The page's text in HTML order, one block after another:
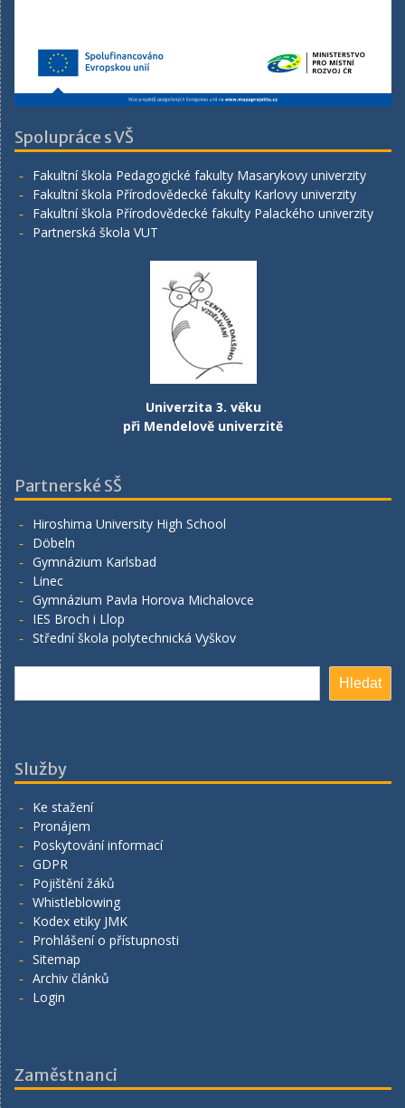
Spolupráce s VŠ
Fakultní škola Pedagogické fakulty Masarykovy univerzity
Fakultní škola Přírodovědecké fakulty Karlovy univerzity
Fakultní škola Přírodovědecké fakulty Palackého univerzity
Partnerská škola VUT
Univerzita 3. věku
při Mendelově univerzitě
Partnerské SŠ
Hiroshima University High School
Döbeln
Gymnázium Karlsbad
Linec
Gymnázium Pavla Horova Michalovce
IES Broch i Llop
Střední škola polytechnická Vyškov
Hledat
Služby
Ke stažení
Pronájem
Poskytování informací
GDPR
Pojištění žáků
Whistleblowing
Kodex etiky JMK
Prohlášení o přístupnosti
Sitemap
Archiv článků
Login
Zaměstnanci